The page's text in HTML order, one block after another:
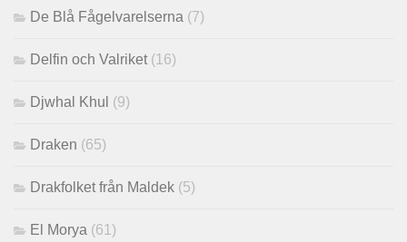
De Blå Fågelvarelserna (7)
Delfin och Valriket (16)
Djwhal Khul (9)
Draken (65)
Drakfolket från Maldek (5)
El Morya (61)